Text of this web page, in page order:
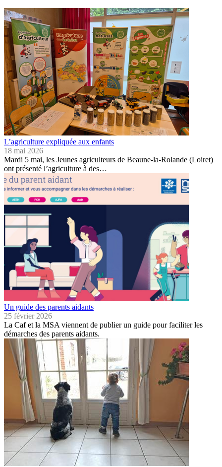
L’agriculture expliquée aux enfants
18 mai 2026
Mardi 5 mai, les Jeunes agriculteurs de Beaune-la-Rolande (Loiret)
ont présenté l’agriculture à des…
Un guide des parents aidants
25 février 2026
La Caf et la MSA viennent de publier un guide pour faciliter les
démarches des parents aidants.